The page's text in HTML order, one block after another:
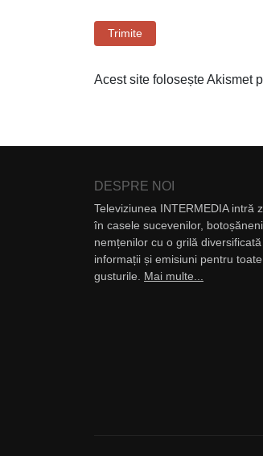
Trimite
Acest site folosește Akismet
DESPRE NOI
Televiziunea INTERMEDIA intră
în casele sucevenilor,
nemțenilor cu o grilă diversificată
informații și emisiuni pentru toate
gusturile. Mai multe...